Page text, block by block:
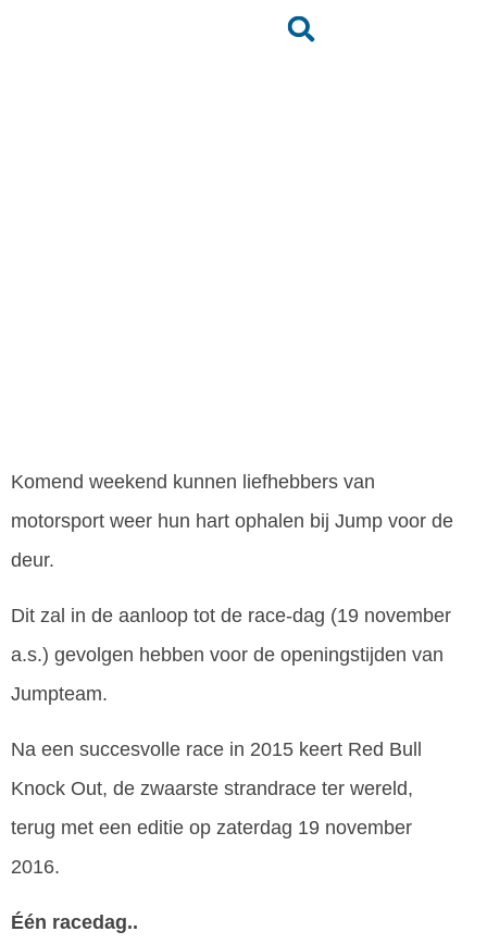
Komend weekend kunnen liefhebbers van
motorsport weer hun hart ophalen bij Jump voor de
deur.
Dit zal in de aanloop tot de race-dag (19 november
a.s.) gevolgen hebben voor de openingstijden van
Jumpteam.
Na een succesvolle race in 2015 keert Red Bull
Knock Out, de zwaarste strandrace ter wereld,
terug met een editie op zaterdag 19 november
2016.
Één racedag..